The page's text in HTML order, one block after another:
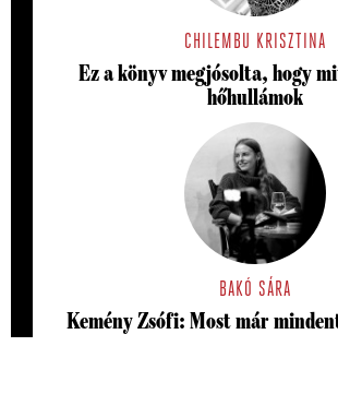
CHILEMBU KRISZTINA
Ez a könyv megjósolta, hogy
hőhullámok
BAKÓ SÁRA
Kemény Zsófi: Most már